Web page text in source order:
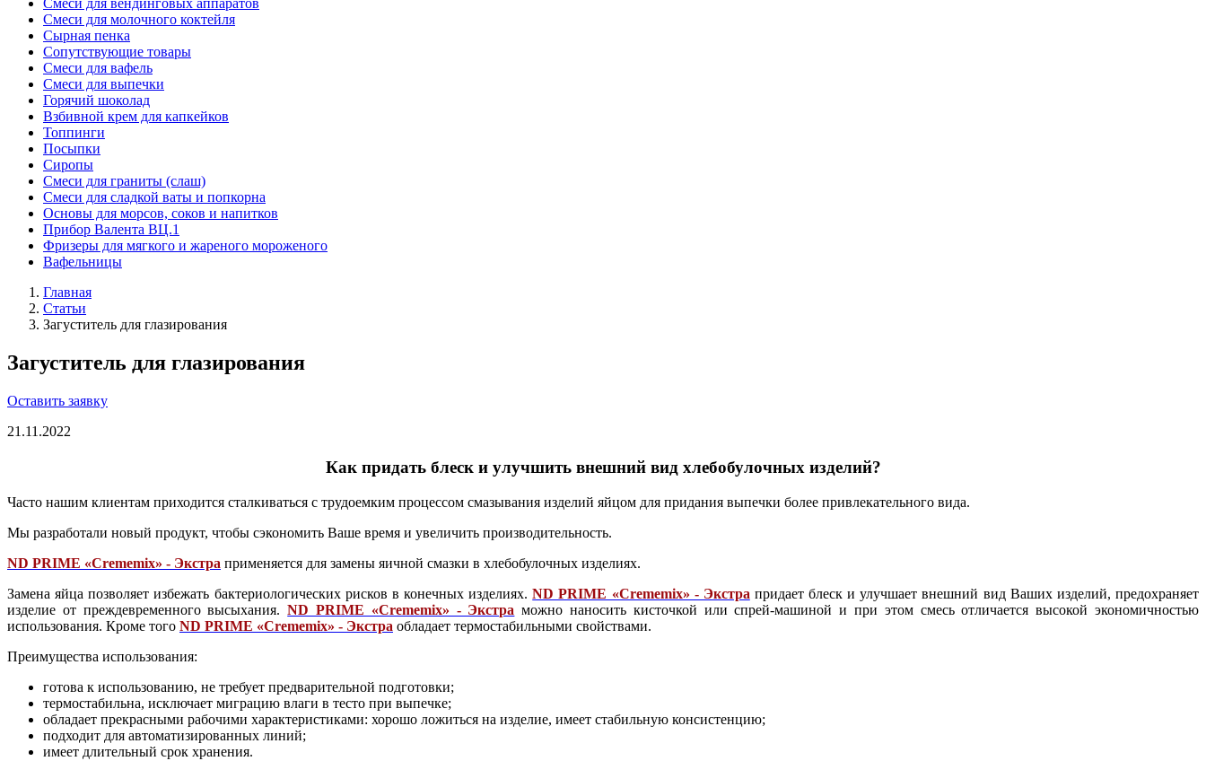
Смеси для вендинговых аппаратов
Смеси для молочного коктейля
Сырная пенка
Сопутствующие товары
Смеси для вафель
Смеси для выпечки
Горячий шоколад
Взбивной крем для капкейков
Топпинги
Посыпки
Сиропы
Смеси для граниты (слаш)
Смеси для сладкой ваты и попкорна
Основы для морсов, соков и напитков
Прибор Валента ВЦ.1
Фризеры для мягкого и жареного мороженого
Вафельницы
Главная
Статьи
Загуститель для глазирования
Загуститель для глазирования
Оставить заявку
21.11.2022
Как придать блеск и улучшить внешний вид хлебобулочных изделий?
Часто нашим клиентам приходится сталкиваться с трудоемким процессом смазывания изделий яйцом для придания выпечки более привлекательного вида.
Мы разработали новый продукт, чтобы сэкономить Ваше время и увеличить производительность.
ND PRIME «Crememix» - Экстра применяется для замены яичной смазки в хлебобулочных изделиях.
Замена яйца позволяет избежать бактериологических рисков в конечных изделиях.ND PRIME «Crememix» - Экстра придает блеск и улучшает внешний вид Ваших изделий, предохраняет
изделие от преждевременного высыхания.ND PRIME «Crememix» - Экстра можно наносить кисточкой или спрей-машиной и при этом смесь отличается высокой экономичностью
использования. Кроме того ND PRIME «Crememix» - Экстра обладает термостабильными свойствами.
Преимущества использования:
готова к использованию, не требует предварительной подготовки;
термостабильна, исключает миграцию влаги в тесто при выпечке;
обладает прекрасными рабочими характеристиками: хорошо ложиться на изделие, имеет стабильную консистенцию;
подходит для автоматизированных линий;
имеет длительный срок хранения.